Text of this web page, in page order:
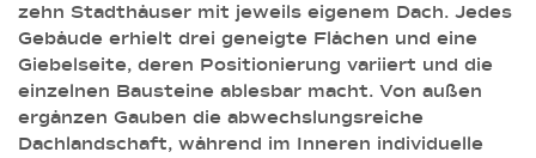
zehn Stadthäuser mit jeweils eigenem Dach. Jedes
Gebäude erhielt drei geneigte Flächen und eine
Giebelseite, deren Positionierung variiert und die
einzelnen Bausteine ablesbar macht. Von außen
ergänzen Gauben die abwechslungsreiche
Dachlandschaft, während im Inneren individuelle